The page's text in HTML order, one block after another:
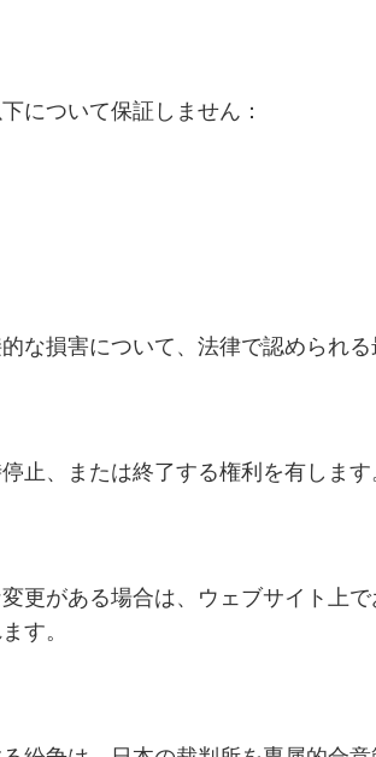
について保証しません：
な損害について、法律で認められる
止、または終了する権利を有します
更がある場合は、ウェブサイト上
す。